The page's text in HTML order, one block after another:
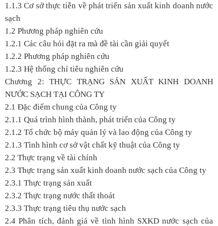
1.1.3 Cơ sở thực tiễn về phát triển sản xuất kinh doanh nước
sạch
1.2 Phương pháp nghiên cứu
1.2.1 Các câu hỏi đặt ra mà đề tài cần giải quyết
1.2.2 Phương pháp nghiên cứu
1.2.3 Hệ thống chỉ tiêu nghiên cứu
Chương 2:THỰC TRẠNG SẢN XUẤT KINH DOANH
NƯỚC SẠCH TẠI CÔNG TY
2.1 Đặc điểm chung của Công ty
2.1.1 Quá trình hình thành, phát triển của Công ty
2.1.2 Tổ chức bộ máy quản lý và lao động của Công ty
2.1.3 Tình hình cơ sở vật chất kỹ thuật của Công ty
2.2 Thực trạng về tài chính
2.3 Thực trạng sản xuất kinh doanh nước sạch của Công ty
2.3.1 Thực trạng sản xuất
2.3.2 Thực trạng nước thất thoát
2.3.3 Thực trạng tiêu thụ nước sạch
2.4 Phân tích, đánh giá về tình hình SXKD nước sạch của